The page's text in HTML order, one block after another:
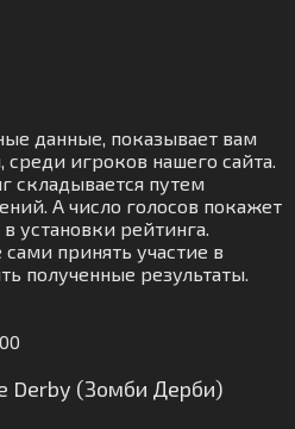
данные, показывает вам
игроков нашего сайта.
складывается путем
А число голосов покажет
установки рейтинга.
принять участие в
полученные результаты.
Derby (Зомби Дерби)